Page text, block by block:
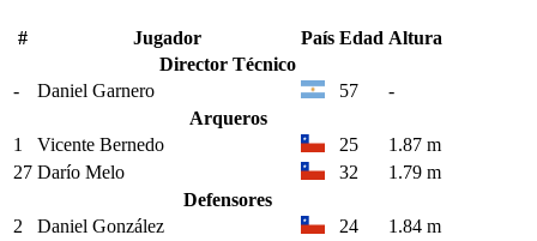
# Jugador País Edad Altura
Director Técnico
-
Daniel Garnero 57
-
Arqueros
1
Vicente Bernedo 25
1.87 m
27 Darío Melo 32
1.79 m
Defensores
2
Daniel González 24
1.84 m